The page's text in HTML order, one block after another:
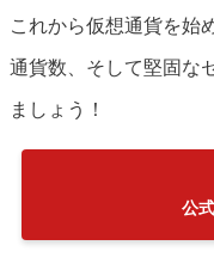
これから仮想通貨を始
通貨数、そして堅固な
ましょう！
公